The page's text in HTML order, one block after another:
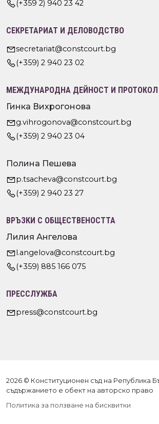
(+359 2) 940 23 42
СЕКРЕТАРИАТ И ДЕЛОВОДСТВО
secretariat@constcourt.bg
(+359) 2 940 23 02
МЕЖДУНАРОДНА ДЕЙНОСТ И ПРОТОКОЛ
Гинка Вихрогонова
g.vihrogonova@constcourt.bg
(+359) 2 940 23 04
Полина Пешева
p.tsacheva@constcourt.bg
(+359) 2 940 23 27
ВРЪЗКИ С ОБЩЕСТВЕНОСТТА
Лилия Ангелова
l.angelova@constcourt.bg
(+359) 885 166 075
ПРЕССЛУЖБА
press@constcourt.bg
2026 © Конституционен съд на Република
съдържанието е обект на авторско право
Политика за ползване на бисквитки